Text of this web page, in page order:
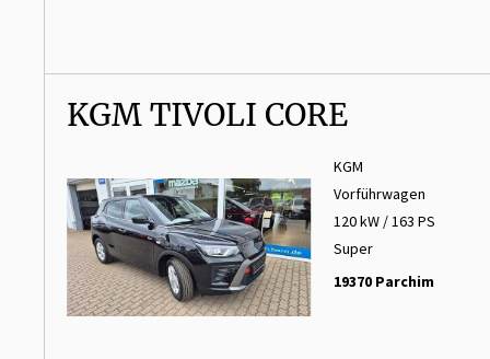
KGM TIVOLI CORE
KGM
Vorführwagen
120 kW / 163 PS
Super
19370 Parchim